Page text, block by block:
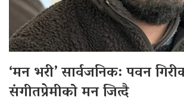
‘मन भरी’ सार्वजनिक: पवन
संगीतप्रेमीको मन जित्दै